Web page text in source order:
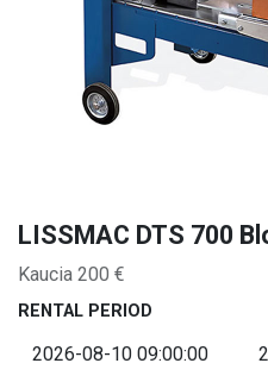
LISSMAC DTS 700
Kaucia 200 €
RENTAL PERIOD